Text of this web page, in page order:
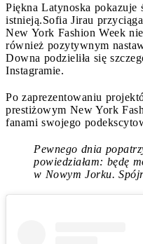
Piękna Latynoska pokazuje
istnieją.Sofia Jirau
New York Fashion Week
również pozytywnym
Downa podzieliła się
Instagramie.
Po zaprezentowaniu
prestiżowym New York
fanami swojego
Pewnego dnia
powiedziałam: będę
w Nowym Jorku.